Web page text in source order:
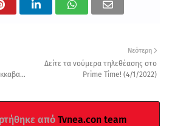
Νεότερη
Δείτε τα νούμερα τηλεθέασης στo
Prime Time! (4/1/2022)
από Tvnea.con team